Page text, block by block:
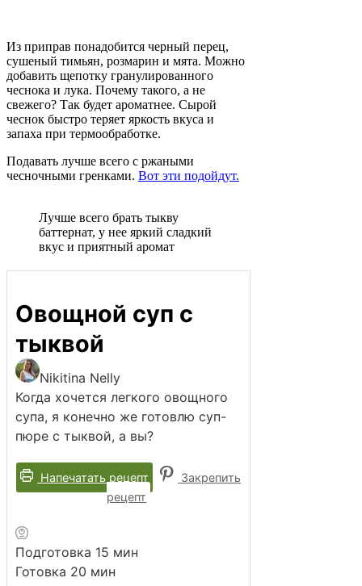
Из приправ понадобится черный перец,
сушеный тимьян, розмарин и мята. Можно
добавить щепотку гранулированного
чеснока и лука. Почему такого, а не
свежего? Так будет ароматнее. Сырой
чеснок быстро теряет яркость вкуса и
запаха при термообработке.
Подавать лучше всего с ржаными
чесночными гренками. Вот эти подойдут.
Лучше всего брать тыкву
баттернат, у нее яркий сладкий
вкус и приятный аромат
Овощной суп с
тыквой
Nikitina Nelly
Когда хочется легкого овощного
супа, я конечно же готовлю суп-
пюре с тыквой, а вы?
Напечатать рецепт
Закрепить
рецепт
Подготовка 15 минут
мин
Готовка 20 минут
мин